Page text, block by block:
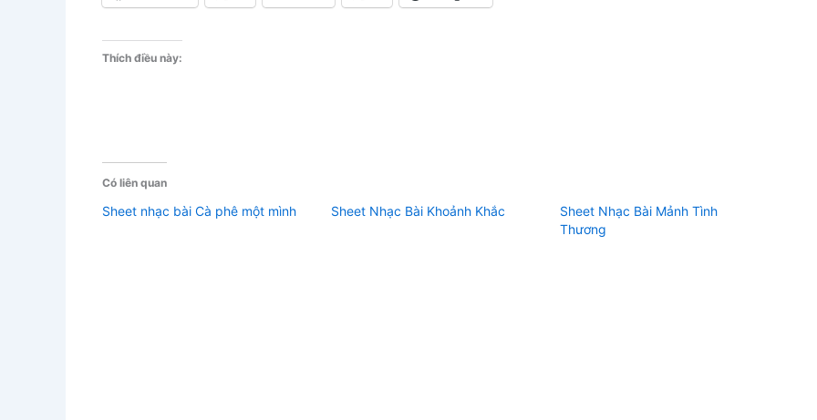
Thích điều này:
Có liên quan
Sheet nhạc bài Cà phê một mình Sheet Nhạc Bài Khoảnh Khắc
Sheet Nhạc Bài Mảnh Tình
Thương